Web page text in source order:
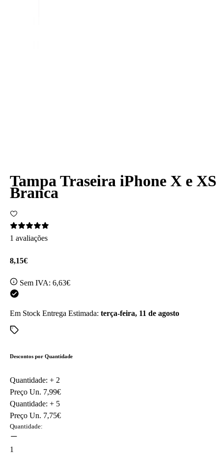
Tampa Traseira iPhone X e XS
Branca
1 avaliações
8,15€
Sem IVA: 6,63€
Em Stock Entrega Estimada: terça-feira, 11 de agosto
Descontos por Quantidade
Quantidade: + 2
Preço Un. 7,99€
Quantidade: + 5
Preço Un. 7,75€
Quantidade:
1